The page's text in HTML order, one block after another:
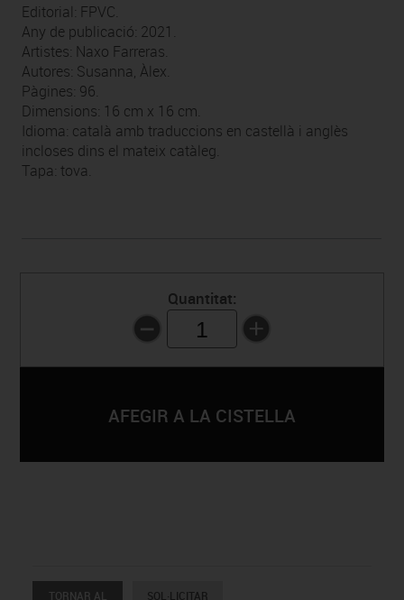
Editorial: FPVC.
Any de publicació: 2021.
Artistes: Naxo Farreras.
Autores: Susanna, Àlex.
Pàgines: 96.
Dimensions: 16 cm x 16 cm.
Idioma: català amb traduccions en castellà i anglès
incloses dins el mateix catàleg.
Tapa: tova.
Quantitat:
1
TORNAR AL SOL·LICITAR